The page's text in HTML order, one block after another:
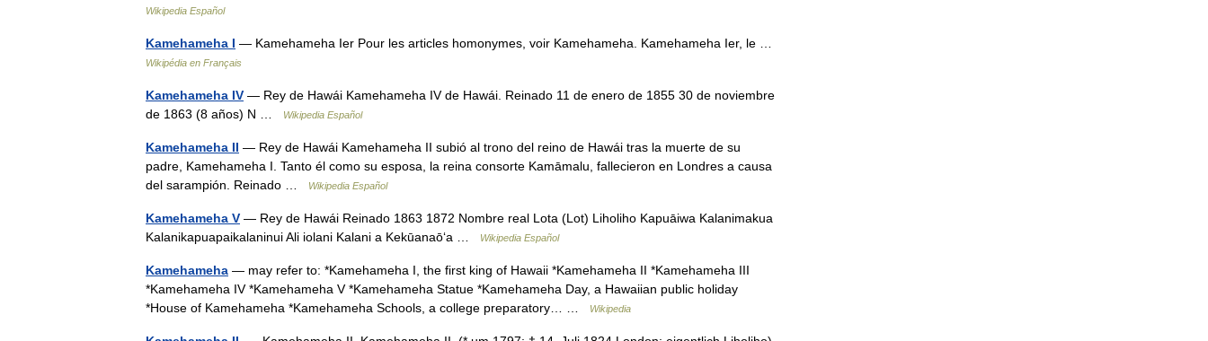
Wikipedia Español
Kamehameha I — Kamehameha Ier Pour les articles homonymes, voir Kamehameha. Kamehameha Ier, le …
Wikipédia en Français
Kamehameha IV — Rey de Hawái Kamehameha IV de Hawái. Reinado 11 de enero de 1855 30 de noviembre
de 1863 (8 años) N …
Wikipedia Español
Kamehameha II — Rey de Hawái Kamehameha II subió al trono del reino de Hawái tras la muerte de su
padre, Kamehameha I. Tanto él como su esposa, la reina consorte Kamāmalu, fallecieron en Londres a causa
del sarampión. Reinado …
Wikipedia Español
Kamehameha V — Rey de Hawái Reinado 1863 1872 Nombre real Lota (Lot) Liholiho Kapuāiwa Kalanimakua
Kalanikapuapaikalaninui Ali iolani Kalani a Kekūanaō‘a …
Wikipedia Español
Kamehameha — may refer to: *Kamehameha I, the first king of Hawaii *Kamehameha II *Kamehameha III
*Kamehameha IV *Kamehameha V *Kamehameha Statue *Kamehameha Day, a Hawaiian public holiday
*House of Kamehameha *Kamehameha Schools, a college preparatory… …
Wikipedia